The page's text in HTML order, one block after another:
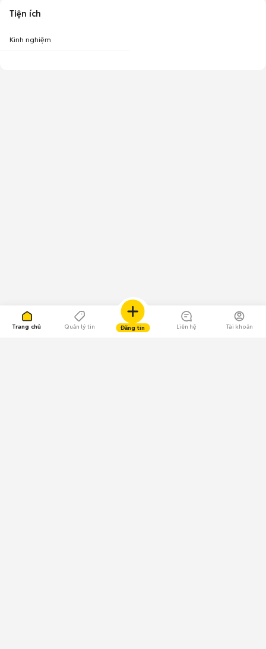
Trang chủ Quản lý tin Đăng tin Liên hệ Tài khoản
Tiện ích
Kinh nghiệm